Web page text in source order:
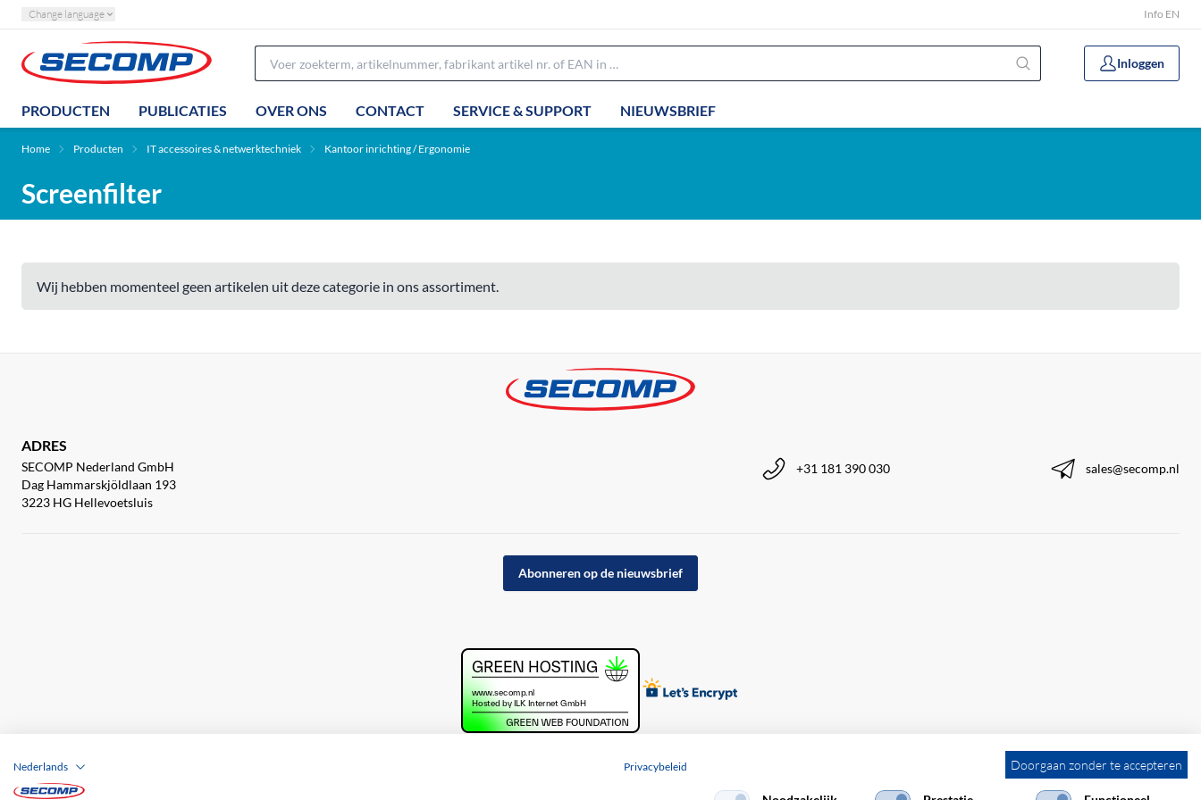
Change language Info EN
Inloggen
PRODUCTEN PUBLICATIES OVER ONS CONTACT SERVICE & SUPPORT NIEUWSBRIEF
Home Producten IT accessoires & netwerktechniek Kantoor inrichting / Ergonomie
Screenfilter
Wij hebben momenteel geen artikelen uit deze categorie in ons assortiment.
ADRES
SECOMP Nederland GmbH
Dag Hammarskjöldlaan 193
3223 HG Hellevoetsluis
+31 181 390 030 sales@secomp.nl
Abonneren op de nieuwsbrief
Doorgaan zonder te accepteren
Nederlands Privacybeleid